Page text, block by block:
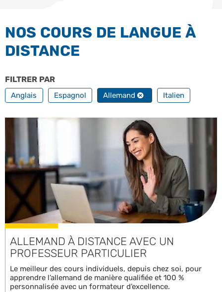
NOS COURS DE LANGUE À
DISTANCE
FILTRER PAR
Anglais Espagnol Allemand Italien
ALLEMAND À DISTANCE AVEC UN
PROFESSEUR PARTICULIER
Le meilleur des cours individuels, depuis chez soi, pour
apprendre l’allemand de manière qualifiée et 100 %
personnalisée avec un formateur d’excellence.